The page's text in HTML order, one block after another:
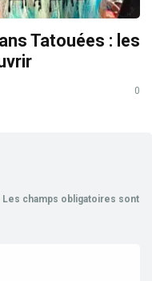
Tatouées : les
0
Les champs obligatoires sont